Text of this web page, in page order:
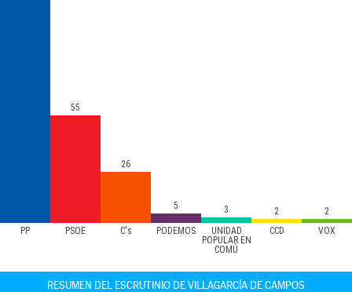
PP PSOE C's PODEMOS
UNIDAD
POPULAR EN
COMÚ
CCD VOX
55
26
5 3 2 2
RESUMEN DEL ESCRUTINIO DE VILLAGARCÍA DE CAMPOS